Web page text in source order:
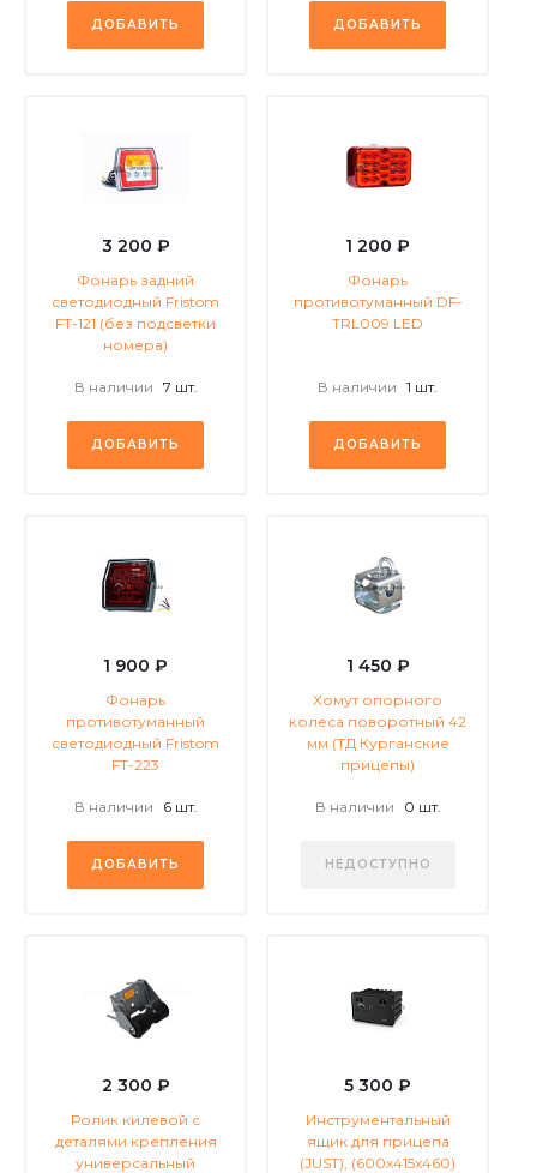
ДОБАВИТЬ ДОБАВИТЬ
3 200 ₽
Фонарь задний
светодиодный Fristom
FT-121 (без подсветки
номера)
В наличии 7 шт.
ДОБАВИТЬ
1 200 ₽
Фонарь
противотуманный DF-
TRL009 LED
В наличии 1 шт.
ДОБАВИТЬ
1 900 ₽
Фонарь
противотуманный
светодиодный Fristom
FT-223
В наличии 6 шт.
ДОБАВИТЬ
1 450 ₽
Хомут опорного
колеса поворотный 42
мм (ТД Курганские
прицепы)
В наличии 0 шт.
НЕДОСТУПНО
2 300 ₽
Ролик килевой с
деталями крепления
универсальный
5 300 ₽
Инструментальный
ящик для прицепа
(JUST), (600х415х460)